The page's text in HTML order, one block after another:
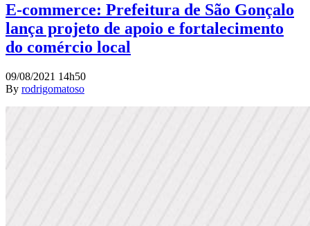
E-commerce: Prefeitura de São Gonçalo
lança projeto de apoio e fortalecimento
do comércio local
09/08/2021 14h50
By rodrigomatoso